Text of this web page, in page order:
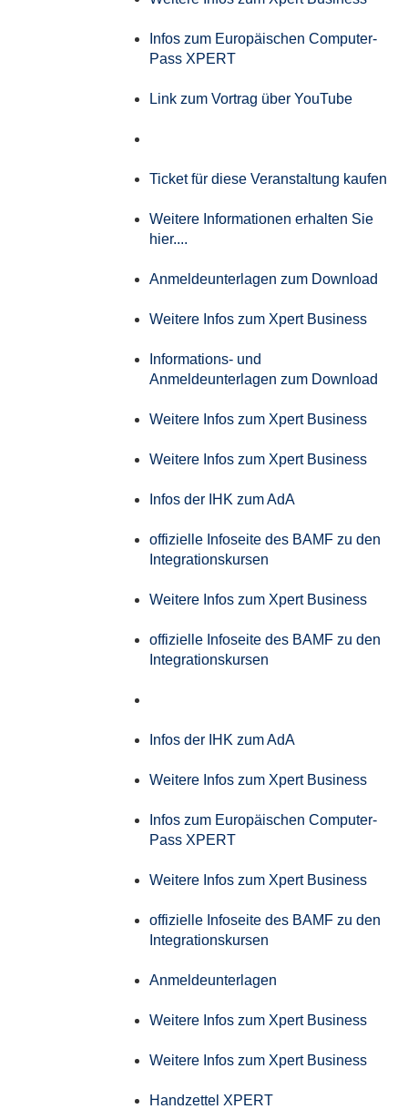
Infos zum Europäischen Computer-
Pass XPERT
Link zum Vortrag über YouTube
Ticket für diese Veranstaltung kaufen
Weitere Informationen erhalten Sie
hier....
Anmeldeunterlagen zum Download
Weitere Infos zum Xpert Business
Informations- und
Anmeldeunterlagen zum Download
Weitere Infos zum Xpert Business
Weitere Infos zum Xpert Business
Infos der IHK zum AdA
offizielle Infoseite des BAMF zu den
Integrationskursen
Weitere Infos zum Xpert Business
offizielle Infoseite des BAMF zu den
Integrationskursen
Infos der IHK zum AdA
Weitere Infos zum Xpert Business
Infos zum Europäischen Computer-
Pass XPERT
Weitere Infos zum Xpert Business
offizielle Infoseite des BAMF zu den
Integrationskursen
Anmeldeunterlagen
Weitere Infos zum Xpert Business
Weitere Infos zum Xpert Business
Handzettel XPERT